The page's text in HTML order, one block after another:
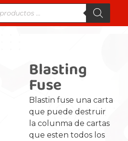
Blasting
Fuse
Blastin fuse una carta
que puede destruir
la colunma de cartas
que esten todos los